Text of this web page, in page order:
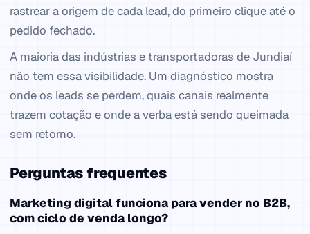
rastrear a origem de cada lead, do primeiro clique até o
pedido fechado.
A maioria das indústrias e transportadoras de Jundiaí
não tem essa visibilidade. Um diagnóstico mostra
onde os leads se perdem, quais canais realmente
trazem cotação e onde a verba está sendo queimada
sem retorno.
Perguntas frequentes
Marketing digital funciona para vender no B2B,
com ciclo de venda longo?